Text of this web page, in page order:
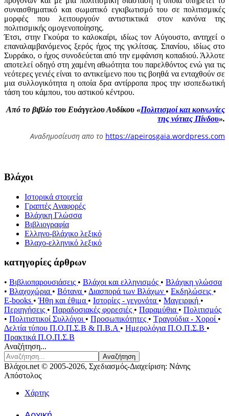
συναισθηματικό και σωματικό εγκιβωτισμό του σε πολιτισμικές
μορφές που λειτουργούν αντιστικτικά στον κανόνα της
πολιτισμικής ομογενοποίησης.
Έτσι, στην Γκούρα το καλοκαίρι, ιδίως τον Αύγουστο, αντηχεί ο
επαναλαμβανόμενος ξερός ήχος της γκλίτσας. Σπανίου, ιδίως στο
Συρράκο, ο ήχος συνοδεύεται από την εμφάνιση κοπαδιού. Άλλοτε
αποτελεί οδηγό στη χαμένη αθωότητα του παρελθόντος ενώ για τις
νεότερες γενιές είναι το αντικείμενο που τις βοηθά να ενταχθούν σε
μια συλλογικότητα η οποία δρα αντίρροπα προς την ισοπεδωτική
τάση του κάμπου, του αστικού κέντρου.
Από το βιβλίο του Ευάγγελου Αυδίκου «Πολιτισμοί και κοινωνίες
της νότιας Πίνδου».
Αναδημοσίευση απο το https://apeirosgaia.wordpress.com
Βλάχοι
Ιστορικά στοιχεία
Γραπτές Αναφορές
Βλάχικη Γλώσσα
Βιβλιογραφία
Ελληνο-βλάχικο λεξικό
Βλαχο-ελληνικό λεξικό
κατηγορίες άρθρων
• Βιβλιοπαρουσιάσεις • Βλάχοι και ελληνισμός • Βλάχικη γλώσσα
• Βλαχοχώρια • Βότανα • Διασπορά των Βλάχων • Εκδηλώσεις •
E-books •Ήθη και έθιμα • Ιστορίες - γεγονότα • Μαγειρική •
Περιηγήσεις • Παραδοσιακές φορεσιές • Παραμύθια • Πολιτισμός
• Πολιτιστικοί Συλλόγοι • Προσωπικότητες • Τραγούδια - Χοροί •
Δελτία τύπου Π.Ο.Π.Σ.Β & Π.Β.Α • Ημερολόγια Π.Ο.Π.Σ.Β •
Πρακτικά Π.Ο.Π.Σ.Β
Αναζήτηση...
Αναζήτηση
Βλάχοι.net © 2005-2026, Σχεδιασμός-Διαχείριση: Νάνης
Απόστολος
Χάρτης